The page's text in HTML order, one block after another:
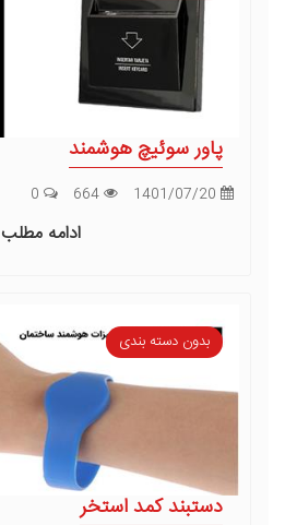
پاور سوئیچ هوشمند
ادامه مطلب
بدون دسته بندی
دستبند کمد استخر